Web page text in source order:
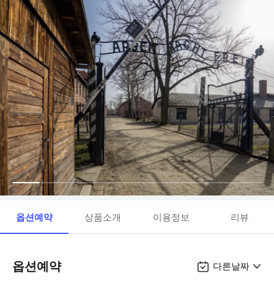
옵션예약 상품소개 이용정보 리뷰
옵션예약 다른날짜